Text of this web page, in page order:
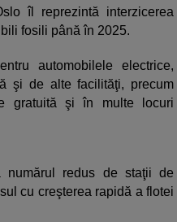
îl reprezintă interzicerea
fosili până în 2025.
automobilele electrice,
şi de alte facilităţi, precum
gratuită şi în multe locuri
numărul redus de staţii de
cu creşterea rapidă a flotei